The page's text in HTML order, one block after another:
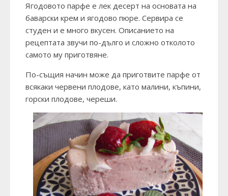
Ягодовото парфе е лек десерт на основата на
баварски крем и ягодово пюре. Сервира се
студен и е много вкусен. Описанието на
рецептата звучи по-дълго и сложно отколото
самото му приготвяне.
По-същия начин може да приготвите парфе от
всякаки червени плодове, като малини, къпини,
горски плодове, череши.